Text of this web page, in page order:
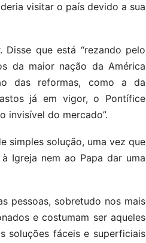
visitar o país devido a sua
que está “rezando pelo
da maior nação da América
das reformas, como a da
já em vigor, o Pontífice
invisível do mercado”.
simples solução, uma vez que
Igreja nem ao Papa dar uma
pessoas, sobretudo nos mais
e costumam ser aqueles
soluções fáceis e superficiais